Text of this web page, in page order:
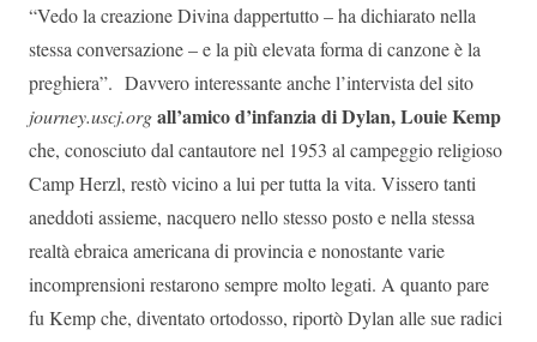
“Vedo la creazione Divina dappertutto – ha dichiarato nella
stessa conversazione – e la più elevata forma di canzone è la
preghiera”. Davvero interessante anche l’intervista del sito
journey.uscj.orgall’amico d’infanzia di Dylan, Louie Kemp
che, conosciuto dal cantautore nel 1953 al campeggio religioso
Camp Herzl, restò vicino a lui per tutta la vita. Vissero tanti
aneddoti assieme, nacquero nello stesso posto e nella stessa
realtà ebraica americana di provincia e nonostante varie
incomprensioni restarono sempre molto legati. A quanto pare
fu Kemp che, diventato ortodosso, riportò Dylan alle sue radici